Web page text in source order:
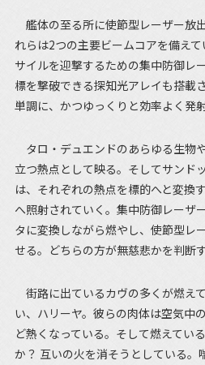
艦体の至る所に使節型レーザー放
れらは2つの主要ビームコアを備え
サイルを迎撃するための集中防御レ
標を撃破できる探知光アレイも搭載
単調に、かつゆっくりと効率よく発
タロ・デュエンドのあらゆる生物
立つ熱点として映る。そしてサンド
は、それぞれの熱点を標的へと変換
へ照射されていく。集中防御レーザ
タに変換しながら燃やし、使節型レ
せる。どちらの方が無慈悲かを判断
街路に出ているカヴの多くが燃え
い、ハリーヤ。彼らの肉体は空気中
ど熱くなっている。そして燃えてい
か？ 互いの火を消そうとしている。